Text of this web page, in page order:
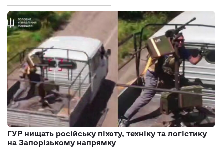
ГУР нищать російську піхоту, техніку та логістику
на Запорізькому напрямку